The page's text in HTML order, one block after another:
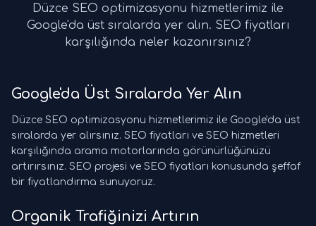
Düzce SEO optimizasyonu hizmetlerimiz ile
Google'da üst sıralarda yer alın. SEO fiyatları
karşılığında neler kazanırsınız?
Google'da Üst Sıralarda Yer Alın
Düzce SEO optimizasyonu hizmetlerimiz ile Google'da üst
sıralarda yer alırsınız. SEO fiyatları ve SEO hizmetleri
karşılığında arama motorlarında görünürlüğünüzü
artırırsınız. SEO projesi ve SEO fiyatları konusunda şeffaf
bir fiyatlandırma sunuyoruz.
Organik Trafiğinizi Artırın